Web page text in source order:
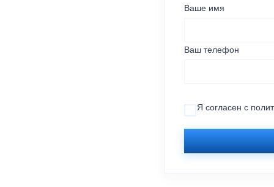
Ваше имя
Ваш телефон
Я согласен с